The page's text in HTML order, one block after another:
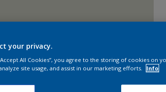
your privacy.
All Cookies”, you agree to the storing of cookies on
site usage, and assist in our marketing efforts.
Info